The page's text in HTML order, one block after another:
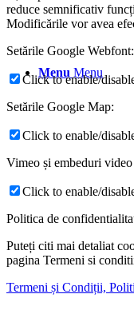
Menu Menu
reduce semnificativ
Modificările vor avea
Setările Google Webfont:
Click to enable/
Setările Google Map:
Click to enable/
Vimeo și embeduri video
Click to enable/
Politica de
Puteți citi mai detaliat
pagina Termeni si
Termeni și Condiții,